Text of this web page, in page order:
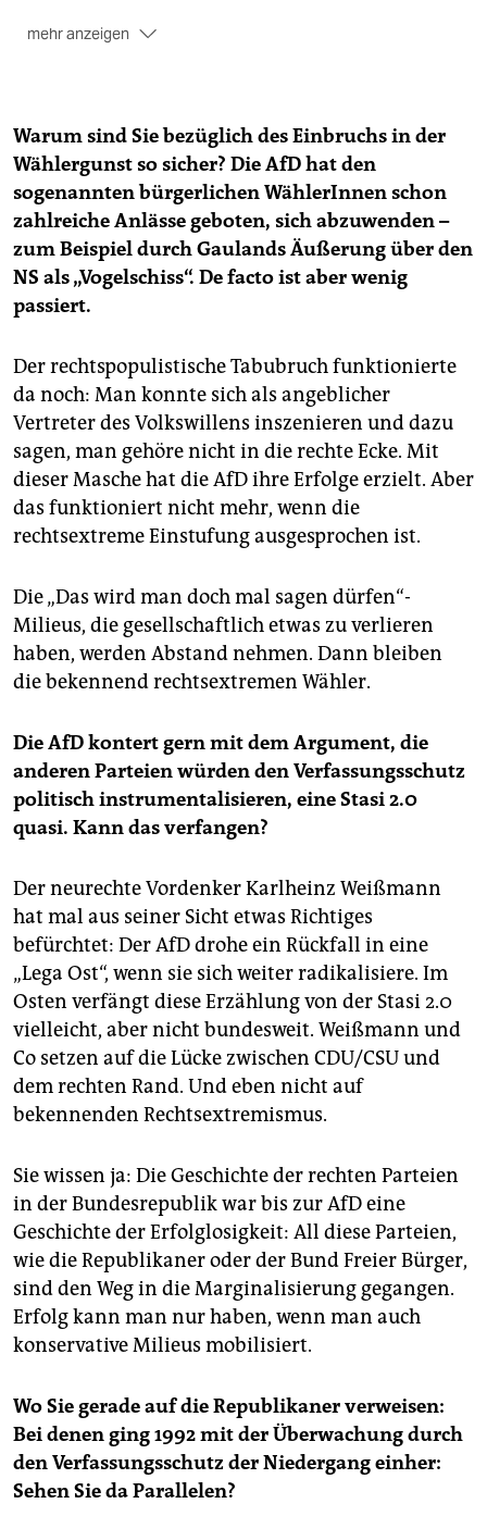
mehr anzeigen
rechtsextremistisch, die Nachwuchsorganisation
Junge Alternative ebenso wie die vier
Landesverbände gelten als Verdachtsfall.
Nach Informationen der taz und anderer Medien hat
das Bundesamt zudem geplant, die Gesamtpartei als
Verdachtsfall einzustufen. Nach mehreren Berichten
aber klagte die AfD quasi prophylaktisch dagegen vor
dem Kölner Verwaltungsgericht. Bis in Köln eine
nun so: Die Behörde darf die Partei einstufen, aber
reden darf sie darüber nicht. Weil sie aber wohl die
Landesämter für Verfassungsschutz und auch das
Parlamentarische Kontrollgremium im Bundestag
informieren wird, könnte es durchaus sein, dass diese
Information früher oder später an die Medien
durchsickert. In Sachsen ist genau dies gerade
wieder passiert.
Warum sind Sie bezüglich des Einbruchs in der
Wählergunst so sicher? Die AfD hat den
sogenannten bürgerlichen WählerInnen schon
zahlreiche Anlässe geboten, sich abzuwenden –
zum Beispiel durch Gaulands Äußerung über den
NS als „Vogelschiss“. De facto ist aber wenig
passiert.
Der rechtspopulistische Tabubruch funktionierte
da noch: Man konnte sich als angeblicher
Vertreter des Volkswillens inszenieren und dazu
sagen, man gehöre nicht in die rechte Ecke. Mit
dieser Masche hat die AfD ihre Erfolge erzielt. Aber
das funktioniert nicht mehr, wenn die
rechtsextreme Einstufung ausgesprochen ist.
Die „Das wird man doch mal sagen dürfen“-
Milieus, die gesellschaftlich etwas zu verlieren
haben, werden Abstand nehmen. Dann bleiben
die bekennend rechtsextremen Wähler.
Die AfD kontert gern mit dem Argument, die
anderen Parteien würden den Verfassungsschutz
politisch instrumentalisieren, eine Stasi 2.0
quasi. Kann das verfangen?
Der neurechte Vordenker Karlheinz Weißmann
hat mal aus seiner Sicht etwas Richtiges
befürchtet: Der AfD drohe ein Rückfall in eine
„Lega Ost“, wenn sie sich weiter radikalisiere. Im
Osten verfängt diese Erzählung von der Stasi 2.0
vielleicht, aber nicht bundesweit. Weißmann und
Co setzen auf die Lücke zwischen CDU/CSU und
dem rechten Rand. Und eben nicht auf
bekennenden Rechtsextremismus.
Sie wissen ja: Die Geschichte der rechten Parteien
in der Bundesrepublik war bis zur AfD eine
Geschichte der Erfolglosigkeit: All diese Parteien,
wie die Republikaner oder der Bund Freier Bürger,
sind den Weg in die Marginalisierung gegangen.
Erfolg kann man nur haben, wenn man auch
konservative Milieus mobilisiert.
Wo Sie gerade auf die Republikaner verweisen:
Bei denen ging 1992 mit der Überwachung durch
den Verfassungsschutz der Niedergang einher:
Sehen Sie da Parallelen?